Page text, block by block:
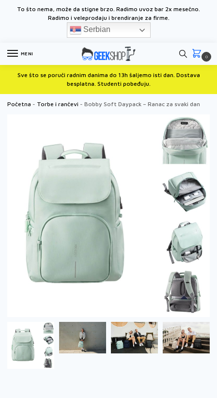
To što nema, može da stigne brzo. Radimo uvoz bar 2x mesečno.
Radimo i veleprodaju i brendiranje za firme.
Serbian
MENI
0
Sve što se poruči radnim danima do 13h šaljemo isti dan. Dostava
besplatna. Studenti pobeđuju.
Početna - Torbe i rančevi - Bobby Soft Daypack – Ranac za svaki dan